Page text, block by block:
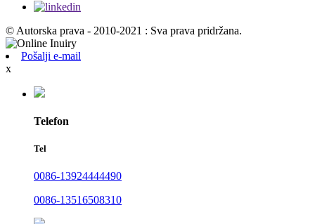
© Autorska prava - 2010-2021 : Sva prava pridržana.
Pošalji e-mail
x
Telefon
Tel
0086-13924444490
0086-13516508310